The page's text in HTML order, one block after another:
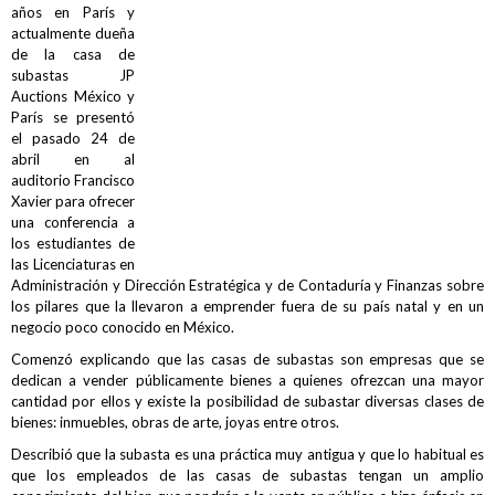
años en París y
actualmente dueña
de la casa de
subastas JP
Auctions México y
París se presentó
el pasado 24 de
abril en al
auditorio Francisco
Xavier para ofrecer
una conferencia a
los estudiantes de
las Licenciaturas en
Administración y Dirección Estratégica y de Contaduría y Finanzas sobre
los pilares que la llevaron a emprender fuera de su país natal y en un
negocio poco conocido en México.
Comenzó explicando que las casas de subastas son empresas que se
dedican a vender públicamente bienes a quienes ofrezcan una mayor
cantidad por ellos y existe la posibilidad de subastar diversas clases de
bienes: inmuebles, obras de arte, joyas entre otros.
Describió que la subasta es una práctica muy antigua y que lo habitual es
que los empleados de las casas de subastas tengan un amplio